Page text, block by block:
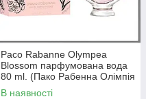
Paco Rabanne Olympea
Blossom парфумована вода
80 ml. (Пако Рабенна Олімпія
Блосум)
В наявності